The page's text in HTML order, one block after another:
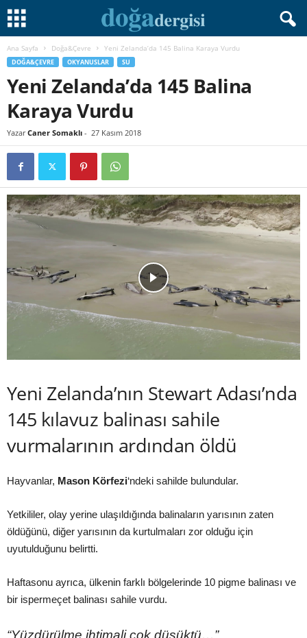
Ana Sayfa Doğa&Çevre Yeni Zelanda’da 145 Balina Karaya Vurdu
DOĞA&ÇEVRE OKYANUSLAR SU
Yeni Zelanda’da 145 Balina
Karaya Vurdu
Yazar Caner Somaklı - 27 Kasım 2018
Yeni Zelanda’nın Stewart Adası’nda
145 kılavuz balinası sahile
vurmalarının ardından öldü
Hayvanlar, Mason Körfezi‘ndeki sahilde bulundular.
Yetkililer, olay yerine ulaşıldığında balinaların yarısının zaten
öldüğünü, diğer yarısının da kurtulmaları zor olduğu için
uyutulduğunu belirtti.
Haftasonu ayrıca, ülkenin farklı bölgelerinde 10 pigme balinası ve
bir ispermeçet balinası sahile vurdu.
“Yüzdürülme ihtimali çok düşüktü…”